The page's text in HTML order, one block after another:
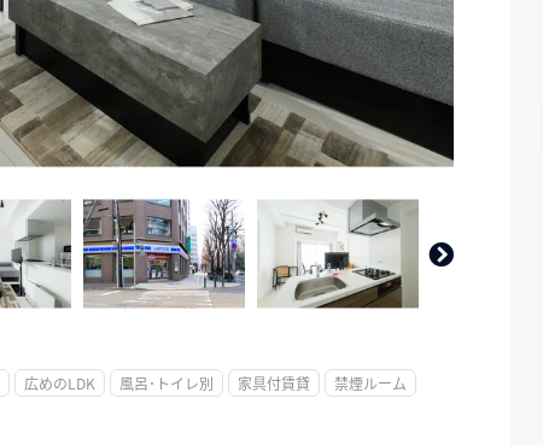
広めのLDK 風呂･トイレ別 家具付賃貸
禁煙ルーム